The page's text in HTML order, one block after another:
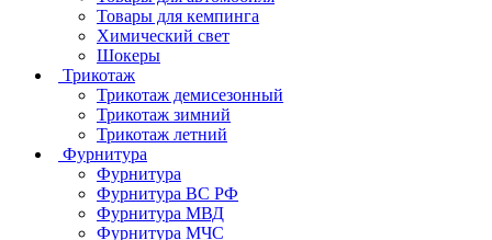
Товары для кемпинга
Химический свет
Шокеры
Трикотаж
Трикотаж демисезонный
Трикотаж зимний
Трикотаж летний
Фурнитура
Фурнитура
Фурнитура ВС РФ
Фурнитура МВД
Фурнитура МЧС